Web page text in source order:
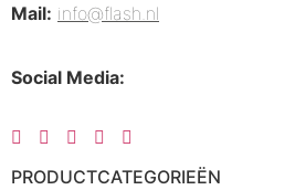
Mail: info@flash.nl
Social Media:
PRODUCTCATEGORIEËN